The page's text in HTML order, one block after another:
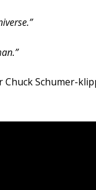
Schu­mer-